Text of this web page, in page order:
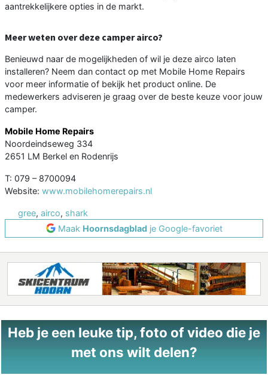
aantrekkelijkere opties in de markt.
Meer weten over deze camper airco?
Benieuwd naar de mogelijkheden of wil je deze airco laten
installeren? Neem dan contact op met Mobile Home Repairs
voor meer informatie of bekijk het product online. De
medewerkers adviseren je graag over de beste keuze voor jouw
camper.
Mobile Home Repairs
Noordeindseweg 334
2651 LM Berkel en Rodenrijs
T: 079 – 8700094
Website: www.mobilehomerepairs.nl
gree, airco, shark
Maak Hoornsdagbladje Google-favoriet
Heb je een leuke tip, foto of video die je
met ons wilt delen?